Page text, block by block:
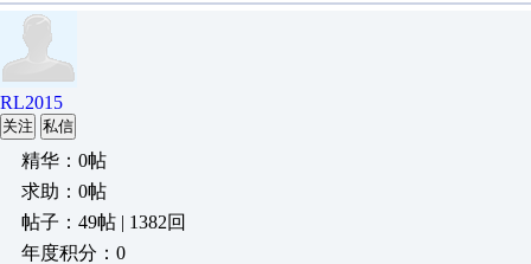
RL2015
关注 私信
精华：0帖
求助：0帖
帖子：49帖 | 1382回
年度积分：0